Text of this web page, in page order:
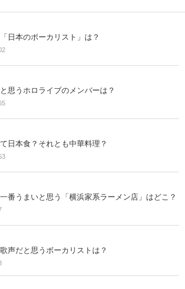
日本のボーカリスト」は？
思うホロライブのメンバーは？
日本食？それとも中華料理？
番うまいと思う「横浜家系ラーメン店」はどこ？
声だと思うボーカリストは？